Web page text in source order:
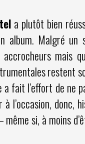
a plutôt bien
album. Malgré
mais
restent
fait l’effort de ne
l’occasion,
si, à moins